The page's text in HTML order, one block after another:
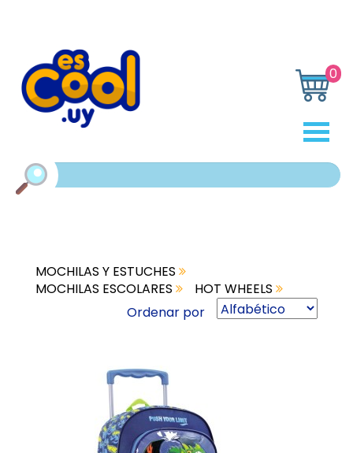
0
MOCHILAS Y ESTUCHES
MOCHILAS ESCOLARES
HOT WHEELS
Ordenar por